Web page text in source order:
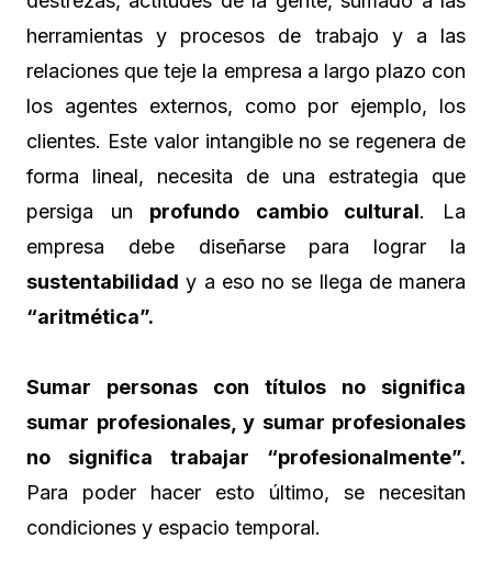
herramientas y procesos de trabajo y a las
relaciones que teje la empresa a largo plazo con
los agentes externos, como por ejemplo, los
clientes. Este valor intangible no se regenera de
forma lineal, necesita de una estrategia que
persiga un profundo cambio cultural. La
empresa debe diseñarse para lograr la
sustentabilidad y a eso no se llega de manera
“aritmética”.
Sumar personas con títulos no significa
sumar profesionales, y sumar profesionales
no significa trabajar “profesionalmente”.
Para poder hacer esto último, se necesitan
condiciones y espacio temporal.